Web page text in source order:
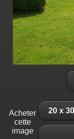
Acheter
cette
image
20 x